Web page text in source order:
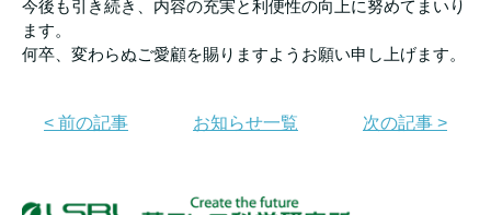
今後も引き続き、内容の充実と利便性の向上に努めてまいり
ます。
何卒、変わらぬご愛顧を賜りますようお願い申し上げます。
< 前の記事 お知らせ一覧 次の記事 >